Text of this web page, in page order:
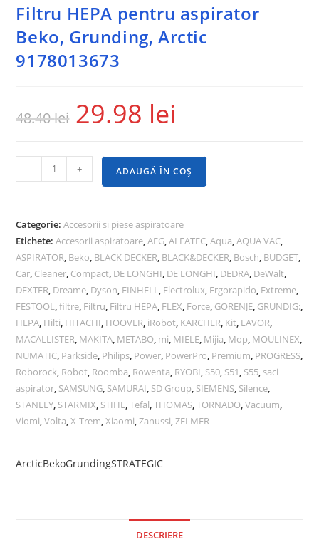
Filtru HEPA pentru aspirator
Beko, Grunding, Arctic
9178013673
48.40lei 29.98 lei
- + ADAUGĂ ÎN COȘ
Categorie:Accesorii si piese aspiratoare
Etichete:Accesorii aspiratoare,AEG,ALFATEC,Aqua,AQUA VAC,
ASPIRATOR, Beko, BLACK DECKER, BLACK&DECKER, Bosch, BUDGET,
Car, Cleaner, Compact, DE LONGHI, DE'LONGHI, DEDRA, DeWalt,
DEXTER, Dreame, Dyson, EINHELL, Electrolux, Ergorapido, Extreme,
FESTOOL,filtre, Filtru, Filtru HEPA, FLEX, Force, GORENJE, GRUNDIG:,
HEPA, Hilti, HITACHI, HOOVER, iRobot, KARCHER, Kit, LAVOR,
MACALLISTER, MAKITA, METABO, mi, MIELE, Mijia, Mop, MOULINEX,
NUMATIC, Parkside, Philips, Power, PowerPro, Premium, PROGRESS,
Roborock, Robot, Roomba, Rowenta, RYOBI, S50, S51, S55, saci
aspirator, SAMSUNG, SAMURAI, SD Group, SIEMENS, Silence,
STANLEY, STARMIX, STIHL,Tefal,THOMAS,TORNADO,Vacuum,
Viomi,Volta,X-Trem,Xiaomi,Zanussi,ZELMER
ArcticBekoGrundingSTRATEGIC
DESCRIERE